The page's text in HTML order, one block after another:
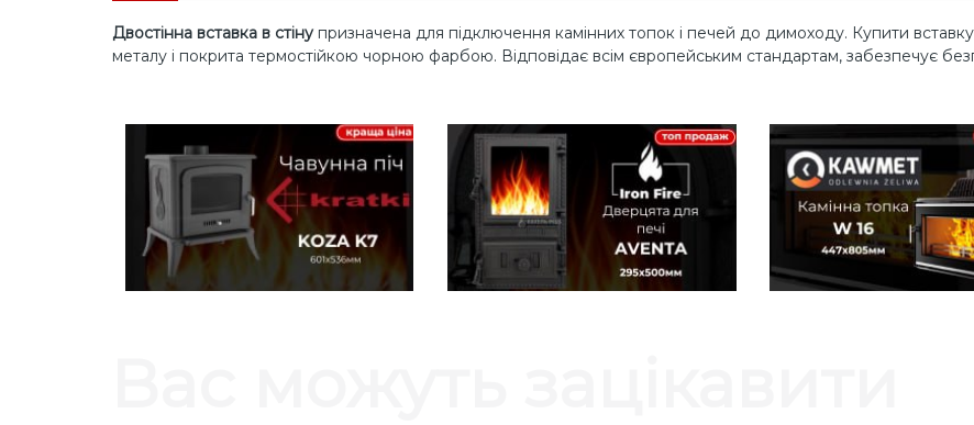
Двостінна вставка в стінупризначена для підключення камінних топок і печей до димоходу. Купити вставку
металу і покрита термостійкою чорною фарбою. Відповідає всім європейським стандартам, забезпечує